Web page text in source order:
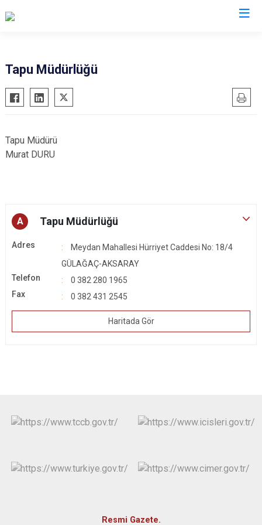
Ağaçören
Eskil
Güzelyurt
Tapu Müdürlüğü
Tapu Müdürü
Murat DURU
A Tapu Müdürlüğü
Adres
Meydan Mahallesi Hürriyet Caddesi No: 18/4
GÜLAĞAÇ-AKSARAY
Telefon
0 382 280 1965
Fax
0 382 431 2545
Haritada Gör
Resmi Gazete.